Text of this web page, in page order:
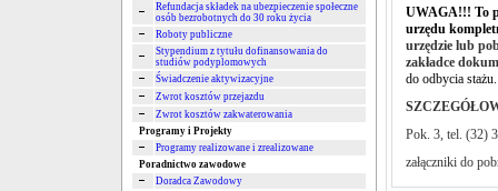
Refundacja składek na ubezpieczenie społeczne
osób bezrobotnych do 30 roku życia
Roboty publiczne
Stypendium z tytułu dofinansowania do
studiów podyplomowych
Świadczenie aktywizacyjne
Zwrot kosztów przejazdu
Zwrot kosztów zakwaterowania
Programy i Projekty
Programy realizowane i zrealizowane
Poradnictwo zawodowe
Doradca Zawodowy
UWAGA!!! To
urzędu
urzędzie lub
zakładce
do odbycia stażu.
Pok. 3, tel. (32)
załączniki do